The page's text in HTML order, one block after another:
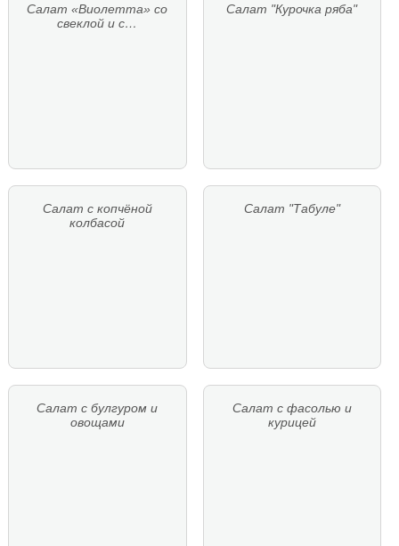
Салат «Виолетта» со
свеклой и с…
Салат "Курочка ряба"
Салат с копчёной
колбасой
Салат "Табуле"
Салат с булгуром и
овощами
Салат с фасолью и
курицей